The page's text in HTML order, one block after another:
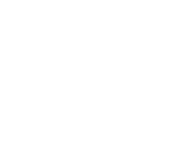
a pláž krásná. Naprosto nevyhovující byla ale
– minimum prostoru, nepohodlí po celou
ne na dálkový let. Velké zklamání.